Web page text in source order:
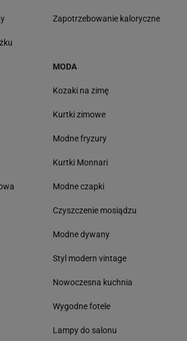
Zapotrzebowanie kaloryczne
MODA
Kozaki na zimę
Kurtki zimowe
Modne fryzury
Kurtki Monnari
Modne czapki
Czyszczenie mosiądzu
Modne dywany
Styl modern vintage
Nowoczesna kuchnia
Wygodne fotele
Lampy do salonu